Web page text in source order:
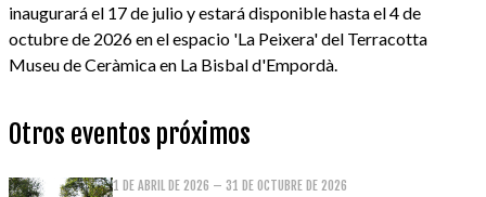
inaugurará el 17 de julio y estará disponible hasta el 4 de
octubre de 2026 en el espacio 'La Peixera' del Terracotta
Museu de Ceràmica en La Bisbal d'Empordà.
Otros eventos próximos
1 DE ABRIL DE 2026 – 31 DE OCTUBRE DE 2026